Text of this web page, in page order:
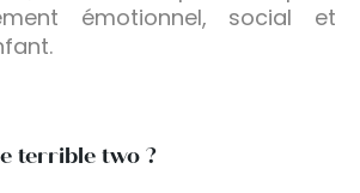
émotionnel, social et
terrible two ?